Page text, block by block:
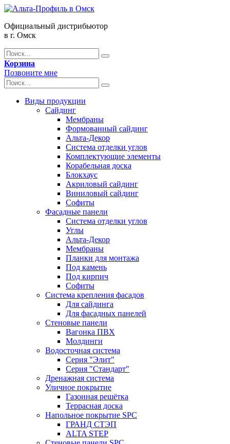
Официальный дистрибьютор
в г. Омск
Корзина
Позвоните мне
Виды продукции
Сайдинг
Мембраны
Формованный сайдинг
Альта-Декор
Система отделки углов
Комплектующие элементы
Корабельная доска
Блокхаус
Акриловый сайдинг
Виниловый сайдинг
Софиты
Фасадные панели
Система отделки углов
Углы
Альта-Декор
Мембраны
Планки для монтажа
Под камень
Под кирпич
Софиты
Система крепления фасадов
Для сайдинга
Для фасадных панелей
Стеновые панели
Вагонка ПВХ
Молдинги
Водосточная система
Серия "Элит"
Серия "Стандарт"
Дренажная система
Уличное покрытие
Газонная решётка
Террасная доска
Напольное покрытие SPC
ГРАНД СТЭП
ALTA STEP